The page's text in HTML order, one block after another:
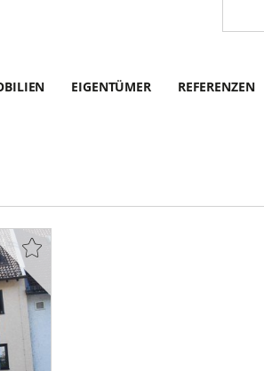
EIGENTÜMER REFERENZEN